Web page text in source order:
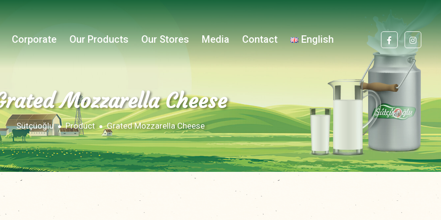
Corporate Our Products Our Stores Media Contact English
Mozzarella Cheese
Sütçüoğlu Product Grated Mozzarella Cheese